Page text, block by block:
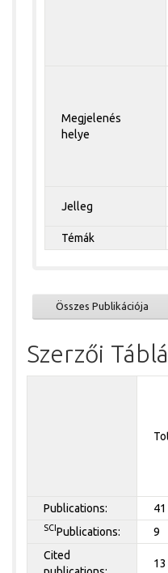
Megjelenés
helye
Jelleg
Témák
Összes Publikációja
Szerzői
Publications: 41
SCI Publications: 9
Cited
13